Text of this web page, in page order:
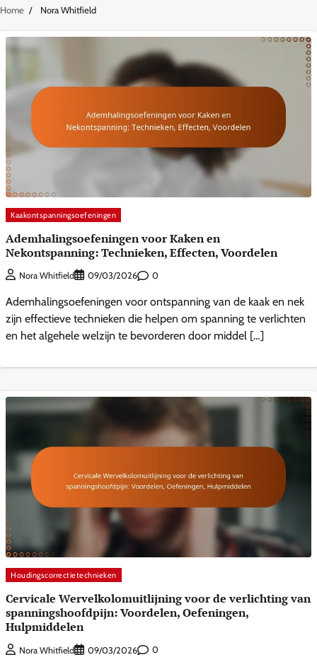
Home Nora Whitfield
Kaakontspanningsoefeningen
Ademhalingsoefeningen voor Kaken en
Nekontspanning: Technieken, Effecten, Voordelen
Nora Whitfield 09/03/2026 0
Ademhalingsoefeningen voor ontspanning van de kaak en nek
zijn effectieve technieken die helpen om spanning te verlichten
en het algehele welzijn te bevorderen door middel […]
Houdingscorrectietechnieken
Cervicale Wervelkolomuitlijning voor de verlichting van
spanningshoofdpijn: Voordelen, Oefeningen,
Hulpmiddelen
Nora Whitfield 09/03/2026 0